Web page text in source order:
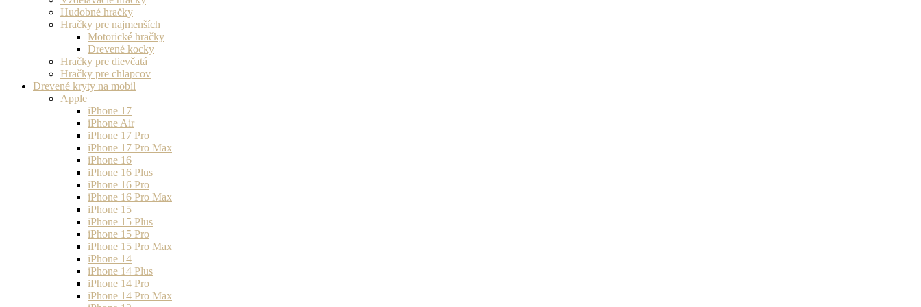
Hudobné hračky
Hračky pre najmenších
Motorické hračky
Drevené kocky
Hračky pre dievčatá
Hračky pre chlapcov
Drevené kryty na mobil
Apple
iPhone 17
iPhone Air
iPhone 17 Pro
iPhone 17 Pro Max
iPhone 16
iPhone 16 Plus
iPhone 16 Pro
iPhone 16 Pro Max
iPhone 15
iPhone 15 Plus
iPhone 15 Pro
iPhone 15 Pro Max
iPhone 14
iPhone 14 Plus
iPhone 14 Pro
iPhone 14 Pro Max